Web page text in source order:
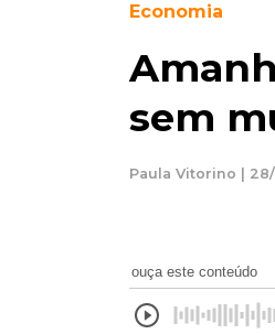
Economia
sem
Paula Vitorino |
ouça este conteúdo